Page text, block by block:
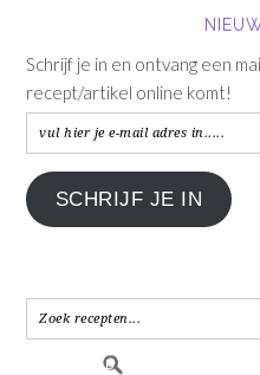
Schrijf je in en ontvang een
recept/artikel online komt!
vul
hier
je
e-
in.....
SCHRIJF JE IN